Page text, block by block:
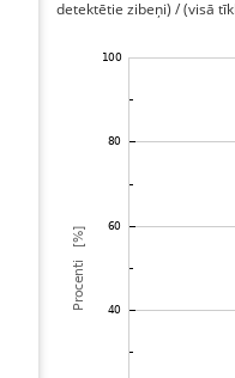
detektētie zibeņi) / (visā